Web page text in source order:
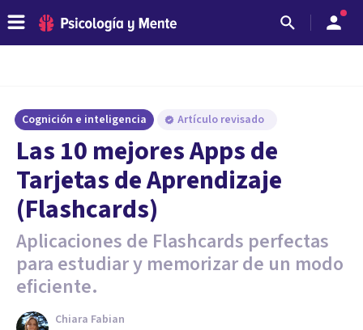
Cognición e inteligencia Artículo revisado
Las 10 mejores Apps de
Tarjetas de Aprendizaje
(Flashcards)
Aplicaciones de Flashcards perfectas
para estudiar y memorizar de un modo
eficiente.
Chiara Fabian